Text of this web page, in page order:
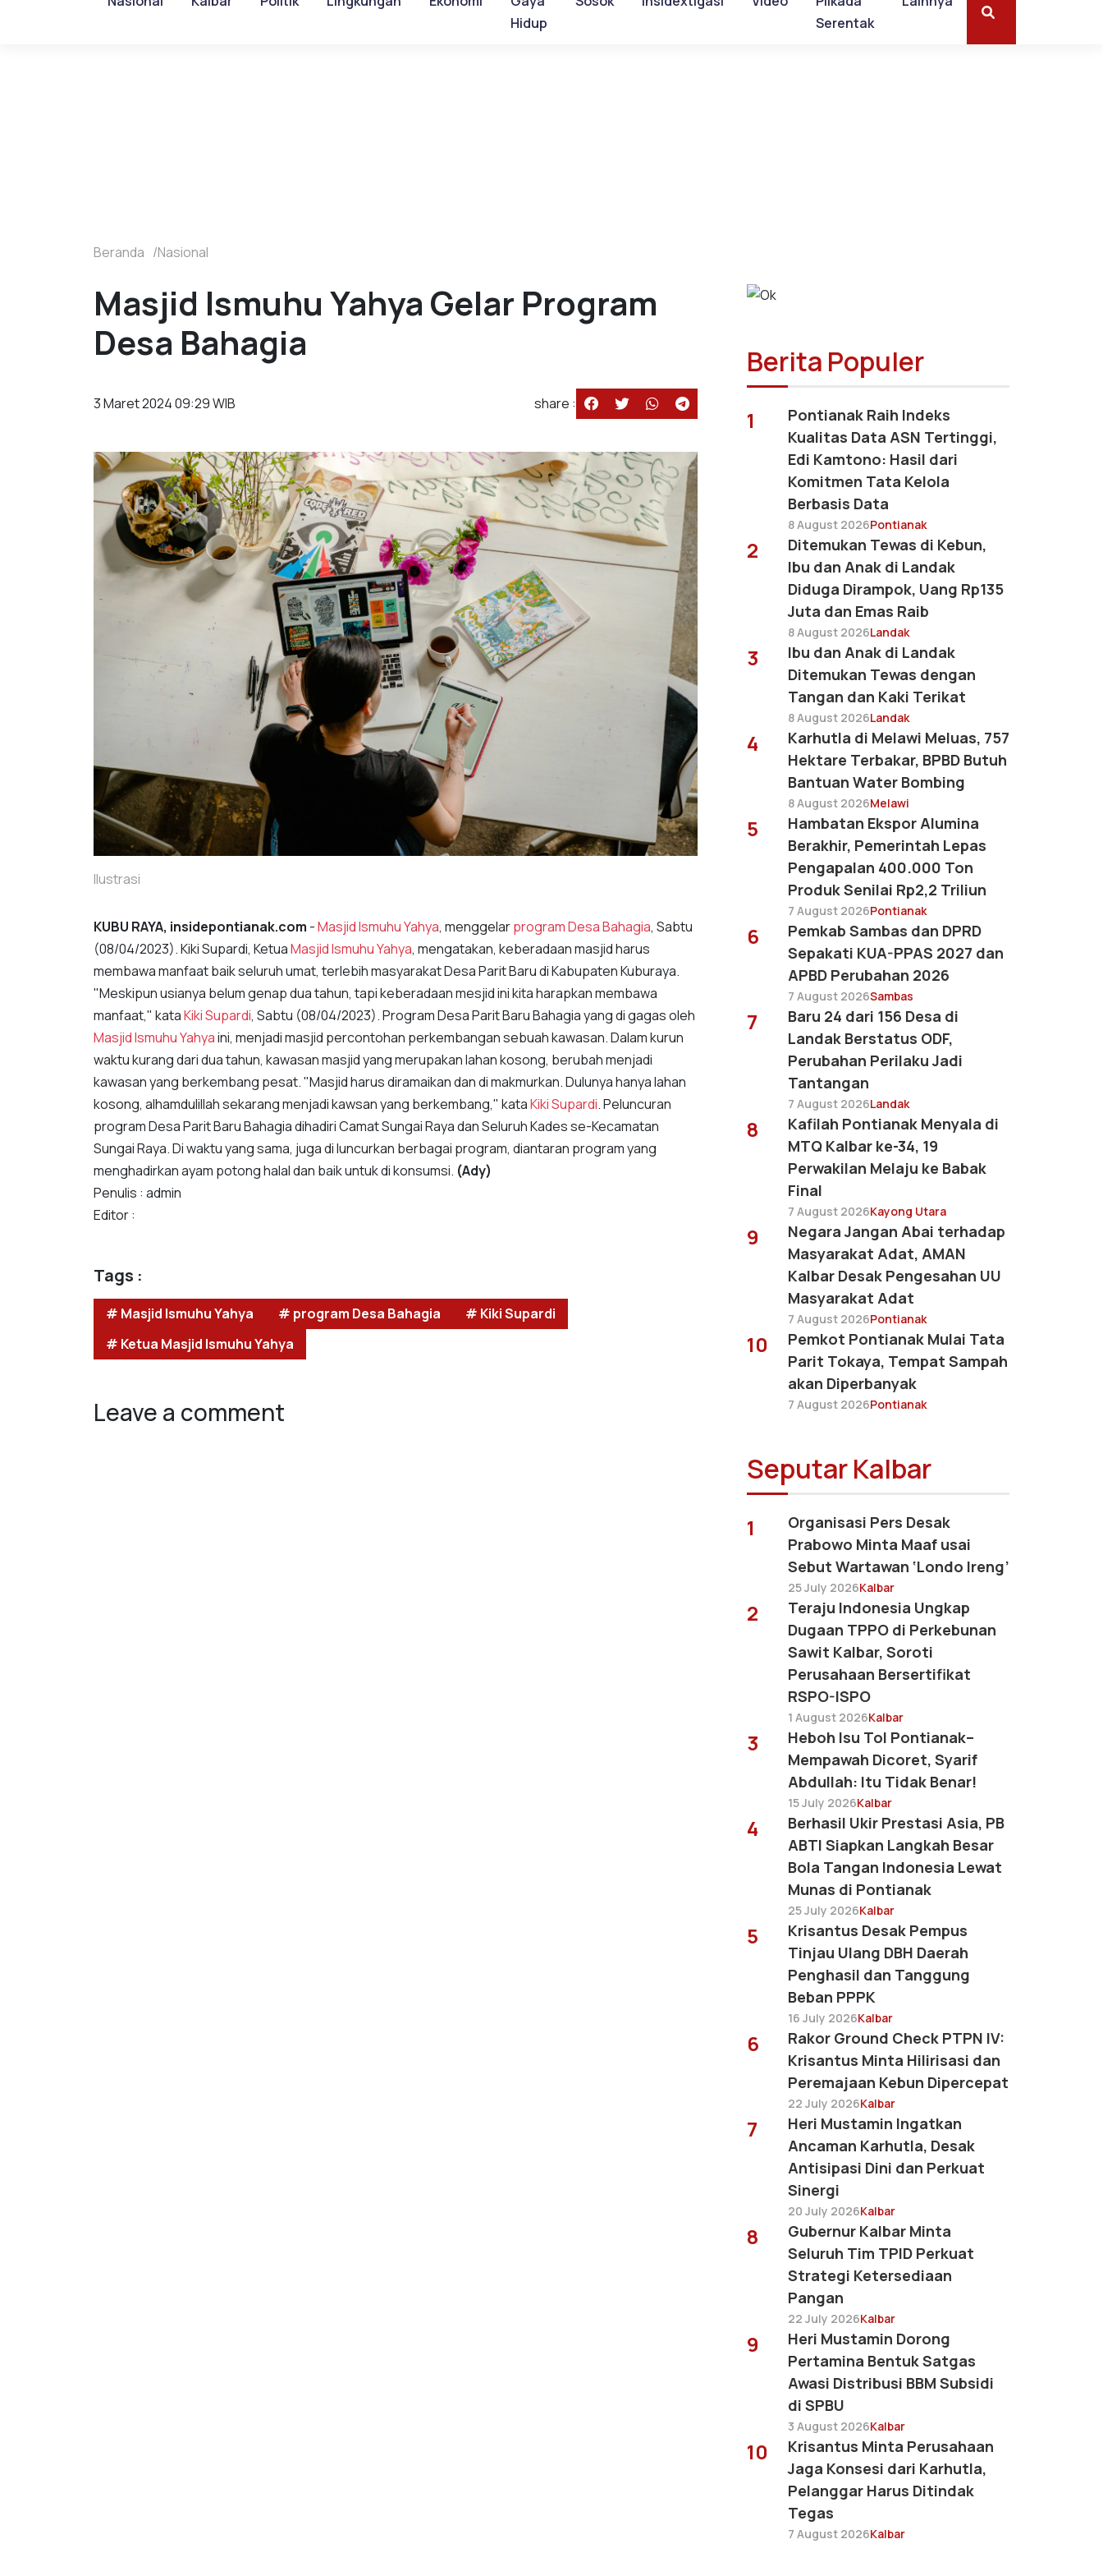
Hidup
Serentak
Beranda Nasional
Masjid Ismuhu Yahya Gelar Program
Desa Bahagia
3 Maret 2024 09:29 WIB share :
Ilustrasi
KUBU RAYA, insidepontianak.com -Masjid Ismuhu Yahya, menggelarprogram Desa Bahagia, Sabtu
(08/04/2023). Kiki Supardi, KetuaMasjid Ismuhu Yahya, mengatakan, keberadaan masjid harus
membawa manfaat baik seluruh umat, terlebih masyarakat Desa Parit Baru di Kabupaten Kuburaya.
"Meskipun usianya belum genap dua tahun, tapi keberadaan mesjid ini kita harapkan membawa
manfaat," kataKiki Supardi, Sabtu (08/04/2023). Program Desa Parit Baru Bahagia yang di gagas oleh
Masjid Ismuhu Yahyaini, menjadi masjid percontohan perkembangan sebuah kawasan. Dalam kurun
waktu kurang dari dua tahun, kawasan masjid yang merupakan lahan kosong, berubah menjadi
kawasan yang berkembang pesat. "Masjid harus diramaikan dan di makmurkan. Dulunya hanya lahan
kosong, alhamdulillah sekarang menjadi kawsan yang berkembang," kataKiki Supardi. Peluncuran
program Desa Parit Baru Bahagia dihadiri Camat Sungai Raya dan Seluruh Kades se-Kecamatan
Sungai Raya. Di waktu yang sama, juga di luncurkan berbagai program, diantaran program yang
menghadirkan ayam potong halal dan baik untuk di konsumsi. (Ady)
Penulis : admin
Editor :
Tags :
# Masjid Ismuhu Yahya # program Desa Bahagia
# Kiki Supardi
# Ketua Masjid Ismuhu Yahya
Leave a comment
Berita Populer
1
Pontianak Raih Indeks
Kualitas Data ASN Tertinggi,
Edi Kamtono: Hasil dari
Komitmen Tata Kelola
Berbasis Data
8 August 2026Pontianak
2
Ditemukan Tewas di Kebun,
Ibu dan Anak di Landak
Diduga Dirampok, Uang Rp135
Juta dan Emas Raib
8 August 2026Landak
3
Ibu dan Anak di Landak
Ditemukan Tewas dengan
Tangan dan Kaki Terikat
8 August 2026Landak
4
Karhutla di Melawi Meluas, 757
Hektare Terbakar, BPBD Butuh
Bantuan Water Bombing
8 August 2026Melawi
5
Hambatan Ekspor Alumina
Berakhir, Pemerintah Lepas
Pengapalan 400.000 Ton
Produk Senilai Rp2,2 Triliun
7 August 2026Pontianak
6
Pemkab Sambas dan DPRD
Sepakati KUA-PPAS 2027 dan
APBD Perubahan 2026
7 August 2026Sambas
7
Baru 24 dari 156 Desa di
Landak Berstatus ODF,
Perubahan Perilaku Jadi
Tantangan
7 August 2026Landak
8
Kafilah Pontianak Menyala di
MTQ Kalbar ke-34, 19
Perwakilan Melaju ke Babak
Final
7 August 2026Kayong Utara
9
Negara Jangan Abai terhadap
Masyarakat Adat, AMAN
Kalbar Desak Pengesahan UU
Masyarakat Adat
7 August 2026Pontianak
10
Pemkot Pontianak Mulai Tata
Parit Tokaya, Tempat Sampah
akan Diperbanyak
7 August 2026Pontianak
Seputar Kalbar
1
Organisasi Pers Desak
Prabowo Minta Maaf usai
Sebut Wartawan ‘Londo Ireng’
25 July 2026Kalbar
2
Teraju Indonesia Ungkap
Dugaan TPPO di Perkebunan
Sawit Kalbar, Soroti
Perusahaan Bersertifikat
RSPO-ISPO
1 August 2026Kalbar
3
Heboh Isu Tol Pontianak–
Mempawah Dicoret, Syarif
Abdullah: Itu Tidak Benar!
15 July 2026Kalbar
4
Berhasil Ukir Prestasi Asia, PB
ABTI Siapkan Langkah Besar
Bola Tangan Indonesia Lewat
Munas di Pontianak
25 July 2026Kalbar
5
Krisantus Desak Pempus
Tinjau Ulang DBH Daerah
Penghasil dan Tanggung
Beban PPPK
16 July 2026Kalbar
6
Rakor Ground Check PTPN IV:
Krisantus Minta Hilirisasi dan
Peremajaan Kebun Dipercepat
22 July 2026Kalbar
7
Heri Mustamin Ingatkan
Ancaman Karhutla, Desak
Antisipasi Dini dan Perkuat
Sinergi
20 July 2026Kalbar
8
Gubernur Kalbar Minta
Seluruh Tim TPID Perkuat
Strategi Ketersediaan
Pangan
22 July 2026Kalbar
9
Heri Mustamin Dorong
Pertamina Bentuk Satgas
Awasi Distribusi BBM Subsidi
di SPBU
3 August 2026Kalbar
10
Krisantus Minta Perusahaan
Jaga Konsesi dari Karhutla,
Pelanggar Harus Ditindak
Tegas
7 August 2026Kalbar